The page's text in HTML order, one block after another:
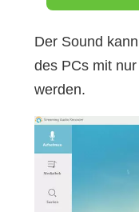
Der Sound
des PCs mit
werden.